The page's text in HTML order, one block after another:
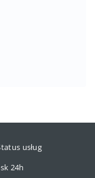
usług
24h